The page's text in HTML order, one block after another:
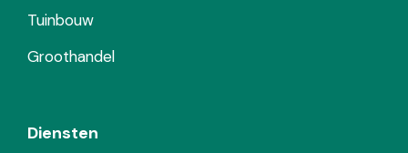
Tuinbouw
Groothandel
Diensten